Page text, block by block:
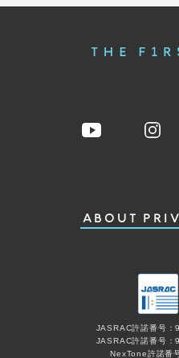
ABOUT
JASRAC許諾番号
JASRAC許諾番号
NexTone許諾番